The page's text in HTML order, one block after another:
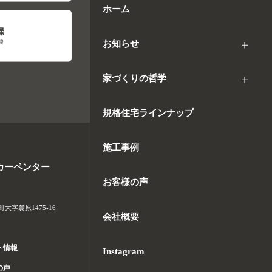
ホーム
お知らせ
家づくりの哲学
規格住宅ラインナップ
施工事例
お客様の声
会社概要
Instagram
ーペンター
大字簑原1475-16
情報
声